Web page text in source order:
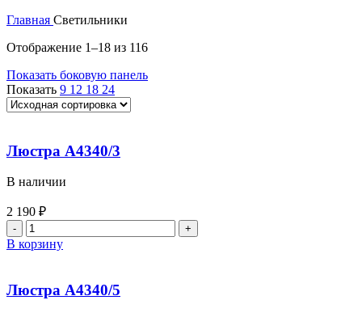
Главная Светильники
Отображение 1–18 из 116
Показать боковую панель
Показать 9 12 18 24
Люстра A4340/3
В наличии
2 190 ₽
В корзину
Люстра A4340/5